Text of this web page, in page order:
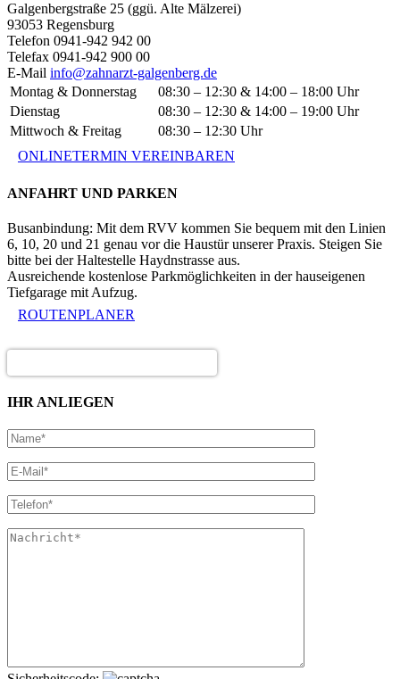
Galgenbergstraße 25 (ggü. Alte Mälzerei)
93053 Regensburg
Telefon 0941-942 942 00
Telefax 0941-942 900 00
E-Mail info@zahnarzt-galgenberg.de
Montag & Donnerstag
08:30 – 12:30 & 14:00 – 18:00 Uhr
Dienstag
08:30 – 12:30 & 14:00 – 19:00 Uhr
Mittwoch & Freitag
08:30 – 12:30 Uhr
ONLINETERMIN VEREINBAREN
ANFAHRT UND PARKEN
Busanbindung: Mit dem RVV kommen Sie bequem mit den Linien
6, 10, 20 und 21 genau vor die Haustür unserer Praxis. Steigen Sie
bitte bei der Haltestelle Haydnstrasse aus.
Ausreichende kostenlose Parkmöglichkeiten in der hauseigenen
Tiefgarage mit Aufzug.
ROUTENPLANER
IHR ANLIEGEN